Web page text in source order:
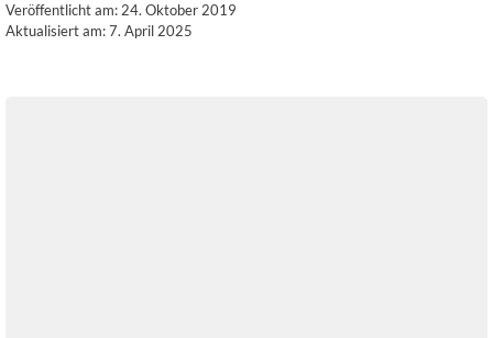
Veröffentlicht am: 24. Oktober 2019
Aktualisiert am: 7. April 2025